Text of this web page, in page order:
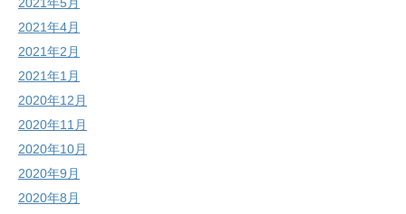
2021年5月
2021年4月
2021年2月
2021年1月
2020年12月
2020年11月
2020年10月
2020年9月
2020年8月